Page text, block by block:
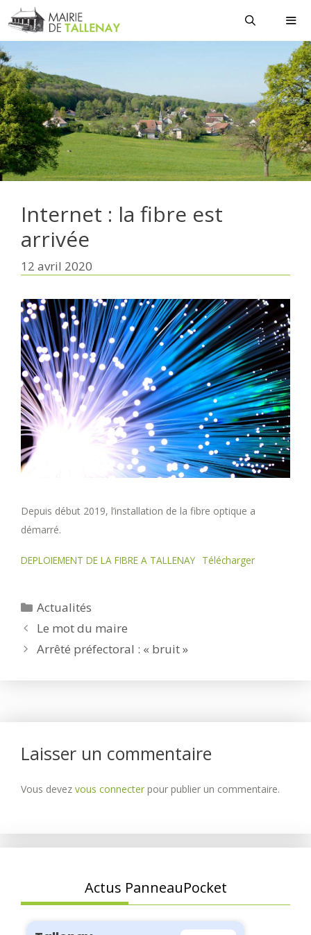
Aller
au
contenu
Internet : la fibre est
arrivée
12 avril 2020
Depuis début 2019, l’installation de la fibre optique a
démarré.
DEPLOIEMENT DE LA FIBRE A TALLENAY Télécharger
Catégories
Actualités
Le mot du maire
Arrêté préfectoral : « bruit »
Laisser un commentaire
Vous devez vous connecter pour publier un commentaire.
Actus PanneauPocket